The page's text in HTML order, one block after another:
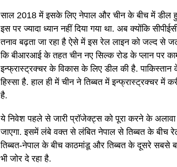
साल 2018 में इसके लिए नेपाल और चीन के बीच में डील
इस पर ज्यादा ध्यान नहीं दिया गया था. अब क्योंकि
तनाव बढ़ता जा रहा है ऐसे में इस रेल लाइन को जल्द से
कि बीआरआई के तहत चीन नए सिल्क रोड के प्लान पर
इन्फ्रास्ट्रक्चर के विकास के लिए डील की है. पाकिस्तान
हिस्सा है. हाल ही में चीन ने तिब्बत में इन्फ्रास्ट्रक्चर में
है.
ये निवेश पहले से जारी प्रॉजेक्ट्स को पूरा करने के
जाएगा. इसमें लंबे वक्त से लंबित नेपाल से तिब्बत के बीच
तिब्बत-नेपाल के बीच काठमांडू और तिब्बत के दूसरे सबसे
भी जोर दे रहा है.